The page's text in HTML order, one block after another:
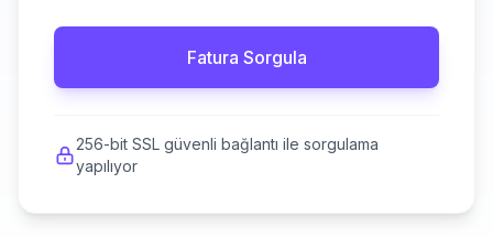
Fatura Sorgula
256-bit SSL güvenli bağlantı ile sorgulama
yapılıyor